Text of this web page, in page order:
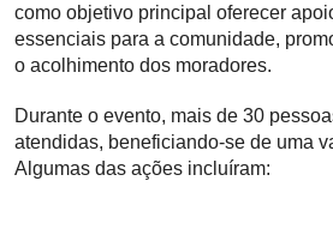
como objetivo principal oferecer
essenciais para a comunidade,
o acolhimento dos moradores.
Durante o evento, mais de 30
atendidas, beneficiando-se de uma
Algumas das ações incluíram: